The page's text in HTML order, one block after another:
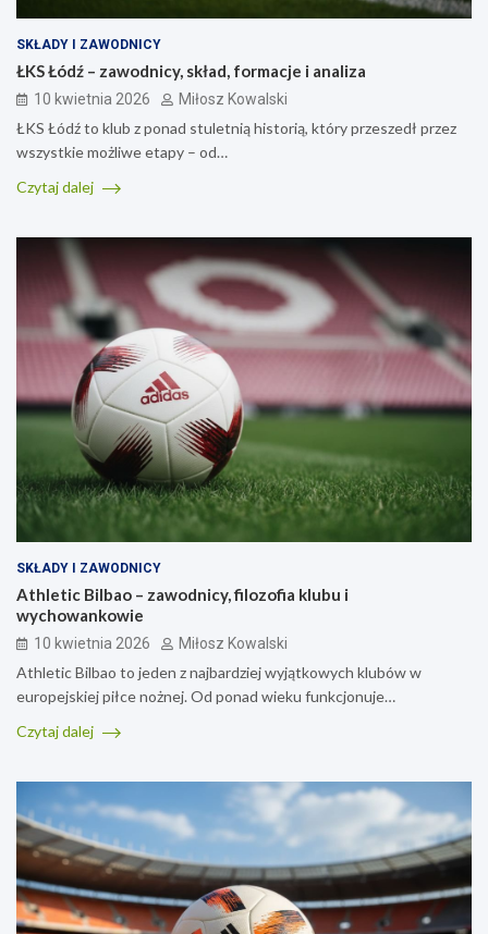
SKŁADY I ZAWODNICY
ŁKS Łódź – zawodnicy, skład, formacje i analiza
10 kwietnia 2026 Miłosz Kowalski
ŁKS Łódź to klub z ponad stuletnią historią, który przeszedł przez
wszystkie możliwe etapy – od…
Czytaj dalej
SKŁADY I ZAWODNICY
Athletic Bilbao – zawodnicy, filozofia klubu i
wychowankowie
10 kwietnia 2026 Miłosz Kowalski
Athletic Bilbao to jeden z najbardziej wyjątkowych klubów w
europejskiej piłce nożnej. Od ponad wieku funkcjonuje…
Czytaj dalej